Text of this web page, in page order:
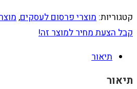
קטגוריות: מוצרי פרסום לעסקים,
קבל הצעת מחיר למוצר זה!
תיאור
תיאור